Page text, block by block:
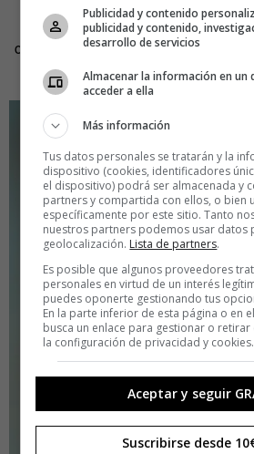
madre y su marido se jubilaron, los
continuar con el restaurante, pero
se fliparon.
Publicidad y contenido
publicidad y contenido,
desarrollo de servicios
Almacenar la información en un
acceder a ella
Más información
Tus datos personales se tratarán y la
dispositivo (cookies, identificadores
el dispositivo) podrá ser almacenada y
partners y compartida con ellos, o bien
específicamente por este sitio. Tanto
nuestros partners podemos usar datos
geolocalización. Lista de partners.
Es posible que algunos proveedores
personales en virtud de un interés
puedes oponerte gestionando tus
En la parte inferior de esta página o en
busca un enlace para gestionar o
la configuración de privacidad y cookies.
Aceptar y seguir
Suscribirse desde